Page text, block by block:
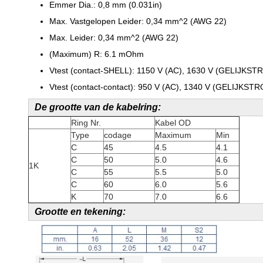
Emmer Dia.: 0,8 mm (0.031in)
Max. Vastgelopen Leider: 0,34 mm^2 (AWG 22)
Max. Leider: 0,34 mm^2 (AWG 22)
(Maximum) R: 6.1 mOhm
Vtest (contact-SHELL): 1150 V (AC), 1630 V
Vtest (contact-contact): 950 V (AC), 1340 V
De grootte van de kabelring:
Ring Nr. Kabel OD
1K
Type codage Maximum
Min
C
45 4.5
4.1
C
50 5.0
4.6
C
55 5.5
5.0
C
60 6.0
5.6
K
70 7.0 6.6
Grootte en tekening: